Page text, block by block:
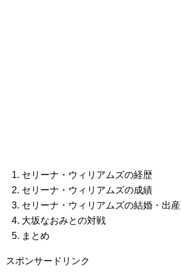
セリーナ・ウィリアムズの経歴
セリーナ・ウィリアムズの成績
セリーナ・ウィリアムズの結婚・出産
大坂なおみとの対戦
まとめ
スポンサードリンク